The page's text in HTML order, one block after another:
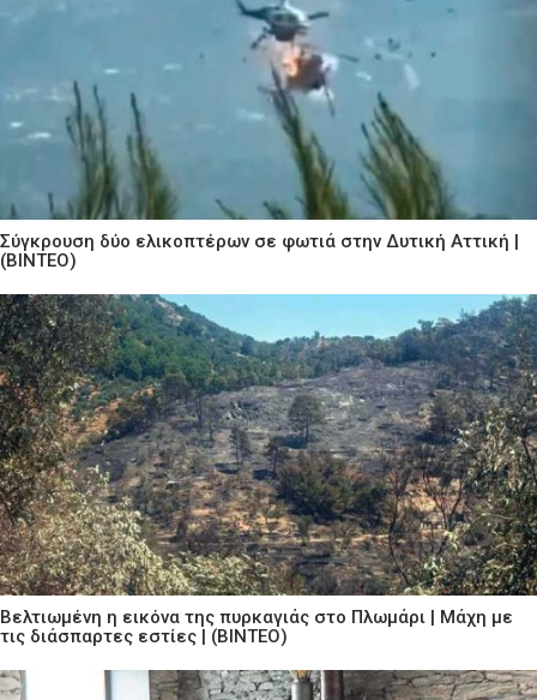
Σύγκρουση δύο ελικοπτέρων σε φωτιά στην Δυτική Αττική |
(ΒΙΝΤΕΟ)
Βελτιωμένη η εικόνα της πυρκαγιάς στο Πλωμάρι | Μάχη με
τις διάσπαρτες εστίες | (ΒΙΝΤΕΟ)